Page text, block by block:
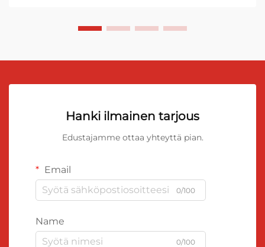
Hanki ilmainen tarjous
Edustajamme ottaa yhteyttä pian.
Email
0/100
Name
0/100